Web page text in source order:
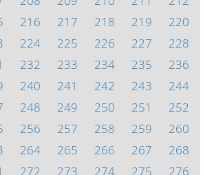
216 217 218 219
220
224 225 226 227
228
232 233 234 235
236
240 241 242 243
244
248 249 250 251
252
256 257 258 259
260
264 265 266 267
268
272 273 274 275
276